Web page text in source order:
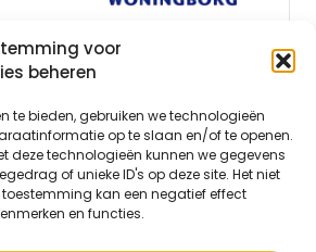
voor
beheren
te bieden, gebruiken we technologieën
op te slaan en/of te openen.
deze technologieën kunnen we gegevens
of unieke ID's op deze site. Het niet
kan een negatief effect
en functies.